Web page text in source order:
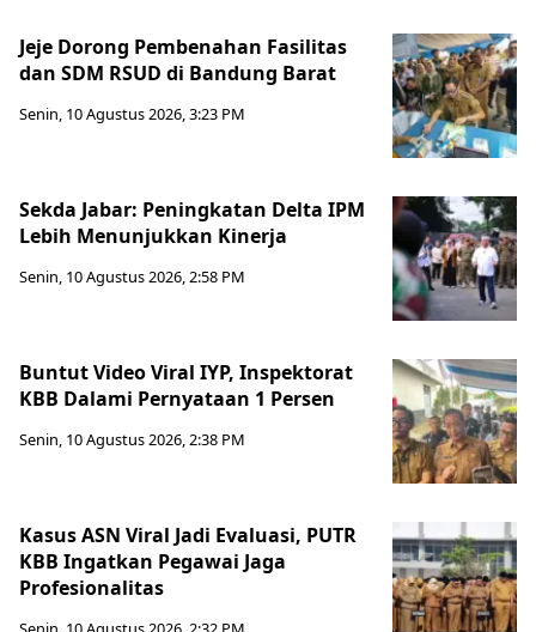
Jeje Dorong Pembenahan Fasilitas
dan SDM RSUD di Bandung Barat
Senin, 10 Agustus 2026, 3:23 PM
Sekda Jabar: Peningkatan Delta IPM
Lebih Menunjukkan Kinerja
Senin, 10 Agustus 2026, 2:58 PM
Buntut Video Viral IYP, Inspektorat
KBB Dalami Pernyataan 1 Persen
Senin, 10 Agustus 2026, 2:38 PM
Kasus ASN Viral Jadi Evaluasi, PUTR
KBB Ingatkan Pegawai Jaga
Profesionalitas